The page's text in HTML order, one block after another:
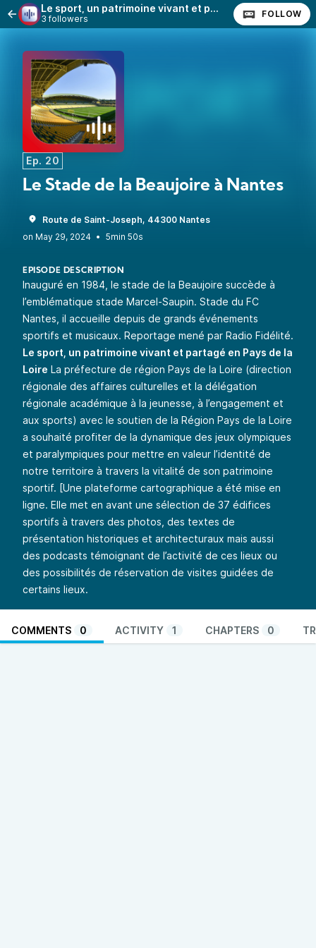
Le sport, un patrimoine vivant et partagé en Pays de la Loire
3 followers FOLLOW
Ep. 20
Le Stade de la Beaujoire à Nantes
Route de Saint-Joseph, 44300 Nantes
• 5min 50s
EPISODE DESCRIPTION
Inauguré en 1984, le stade de la Beaujoire succède à
l’emblématique stade Marcel-Saupin. Stade du FC
Nantes, il accueille depuis de grands événements
sportifs et musicaux. Reportage mené par Radio Fidélité.
Le sport, un patrimoine vivant et partagé en Pays de la
Loire La préfecture de région Pays de la Loire (direction
régionale des affaires culturelles et la délégation
régionale académique à la jeunesse, à l’engagement et
aux sports) avec le soutien de la Région Pays de la Loire
a souhaité profiter de la dynamique des jeux olympiques
et paralympiques pour mettre en valeur l’identité de
notre territoire à travers la vitalité de son patrimoine
sportif. [Une plateforme cartographique a été mise en
ligne. Elle met en avant une sélection de 37 édifices
sportifs à travers des photos, des textes de
présentation historiques et architecturaux mais aussi
des podcasts témoignant de l’activité de ces lieux ou
des possibilités de réservation de visites guidées de
certains lieux.
COMMENTS 0 ACTIVITY 1 CHAPTERS 0